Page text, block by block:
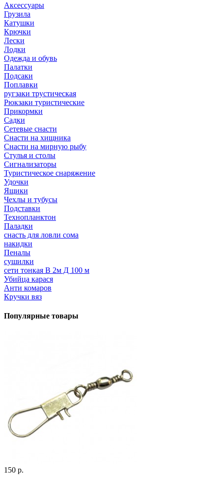
Аксессуары
Грузила
Катушки
Крючки
Лески
Лодки
Одежда и обувь
Палатки
Подсаки
Поплавки
ругзаки трустическая
Рюкзаки туристические
Прикормки
Садки
Сетевые снасти
Снасти на хищника
Снасти на мирную рыбу
Стулья и столы
Сигнализаторы
Туристическое снаряжение
Удочки
Ящики
Чехлы и тубусы
Подставки
Технопланктон
Паладки
снасть для ловли сома
накидки
Пеналы
сушилки
сети тонкая В 2м Д 100 м
Убийца карася
Анти комаров
Кручки вяз
Популярные товары
150 р.